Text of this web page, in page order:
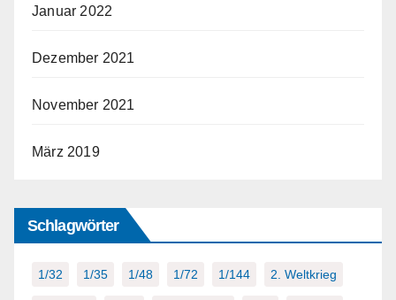
Januar 2022
Dezember 2021
November 2021
März 2019
Schlagwörter
1/32 1/35 1/48 1/72 1/144 2. Weltkrieg